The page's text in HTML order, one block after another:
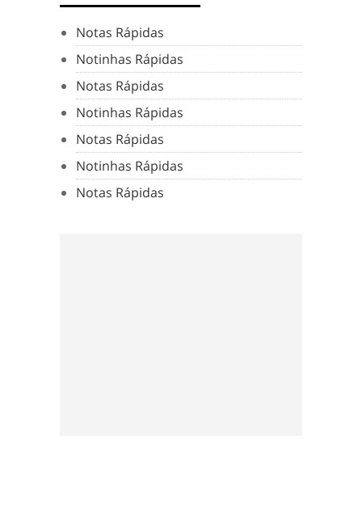
Notas Rápidas
Notinhas Rápidas
Notas Rápidas
Notinhas Rápidas
Notas Rápidas
Notinhas Rápidas
Notas Rápidas